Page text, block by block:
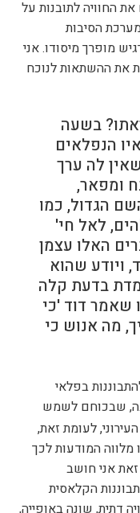
החוויה לתובנות על
הסיבות
מופרך מיסודו. אני
את ההשתאות לנוכח
בשעה
הנפלאים
לה ערך
ומפאר,
הגדול, כמו
לאל חי'
האלו עצמן
ויודע שהוא
בדעת קלה
שאמר דוד 'כי
מה אנוש כי
בפלאי
שבכוחם לשמש
לעומת זאת,
המודעות לכך
אני חושב
הקלאסית